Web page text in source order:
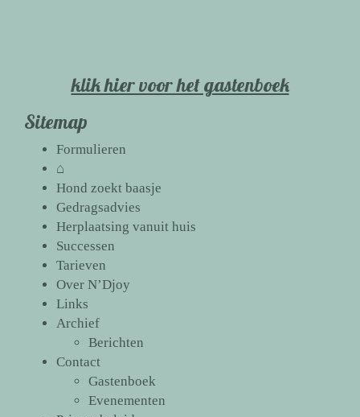
klik hier voor het gastenboek
Sitemap
Formulieren
⌂
Hond zoekt baasje
Gedragsadvies
Herplaatsing vanuit huis
Successen
Tarieven
Over N’Djoy
Links
Archief
Berichten
Contact
Gastenboek
Evenementen